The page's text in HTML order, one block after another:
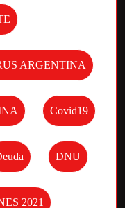
ARGENTINA
Covid19
DNU
2021